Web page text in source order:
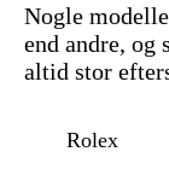
Nogle
end andre,
altid stor
Rolex